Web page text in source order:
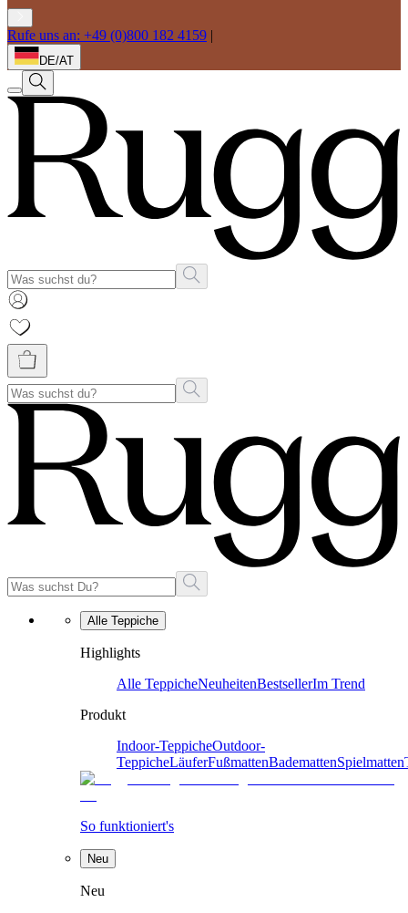
Rufe uns an: +49 (0)800 182 4159 |
DE/AT
Alle Teppiche
Highlights
Alle TeppicheNeuheitenBestsellerIm Trend
Produkt
Indoor-TeppicheOutdoor-
TeppicheLäuferFußmattenBademattenSpielmatten
So funktioniert's
Neu
Neu